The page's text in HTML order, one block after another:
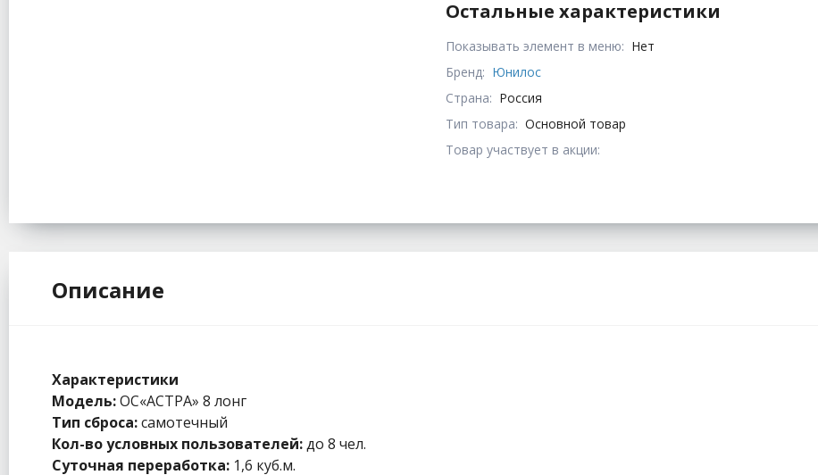
Остальные характеристики
Показывать элемент в меню: Нет
Бренд: Юнилос
Страна: Россия
Тип товара: Основной товар
Товар участвует в акции:
Описание
Характеристики
Модель:ОС«АСТРА» 8 лонг
Тип сброса:самотечный
Кол-во условных пользователей:до 8 чел.
Суточная переработка: 1,6 куб.м.